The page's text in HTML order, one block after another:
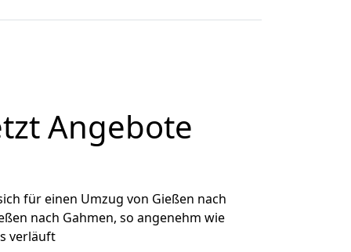
Angebote
für einen Umzug von Gießen nach
nach Gahmen, so angenehm wie
verläuft